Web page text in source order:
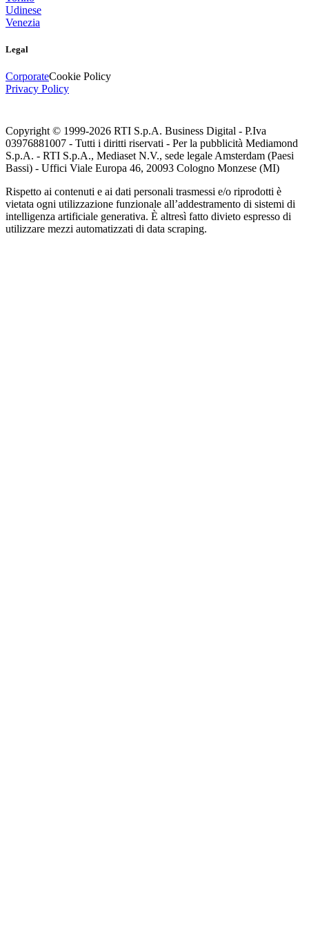
Udinese
Venezia
Legal
CorporateCookie Policy
Privacy Policy
Copyright © 1999-2026 RTI S.p.A. Business Digital - P.Iva
03976881007 - Tutti i diritti riservati - Per la pubblicità Mediamond
S.p.A. - RTI S.p.A., Mediaset N.V., sede legale Amsterdam (Paesi
Bassi) - Uffici Viale Europa 46, 20093 Cologno Monzese (MI)
Rispetto ai contenuti e ai dati personali trasmessi e/o riprodotti è
vietata ogni utilizzazione funzionale all’addestramento di sistemi di
intelligenza artificiale generativa. È altresì fatto divieto espresso di
utilizzare mezzi automatizzati di data scraping.